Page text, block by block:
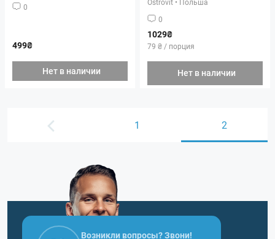
0
499₴
Нет в наличии
0
1029₴
79 ₴ / порция
Нет в наличии
1 2
Возникли вопросы? Звони!